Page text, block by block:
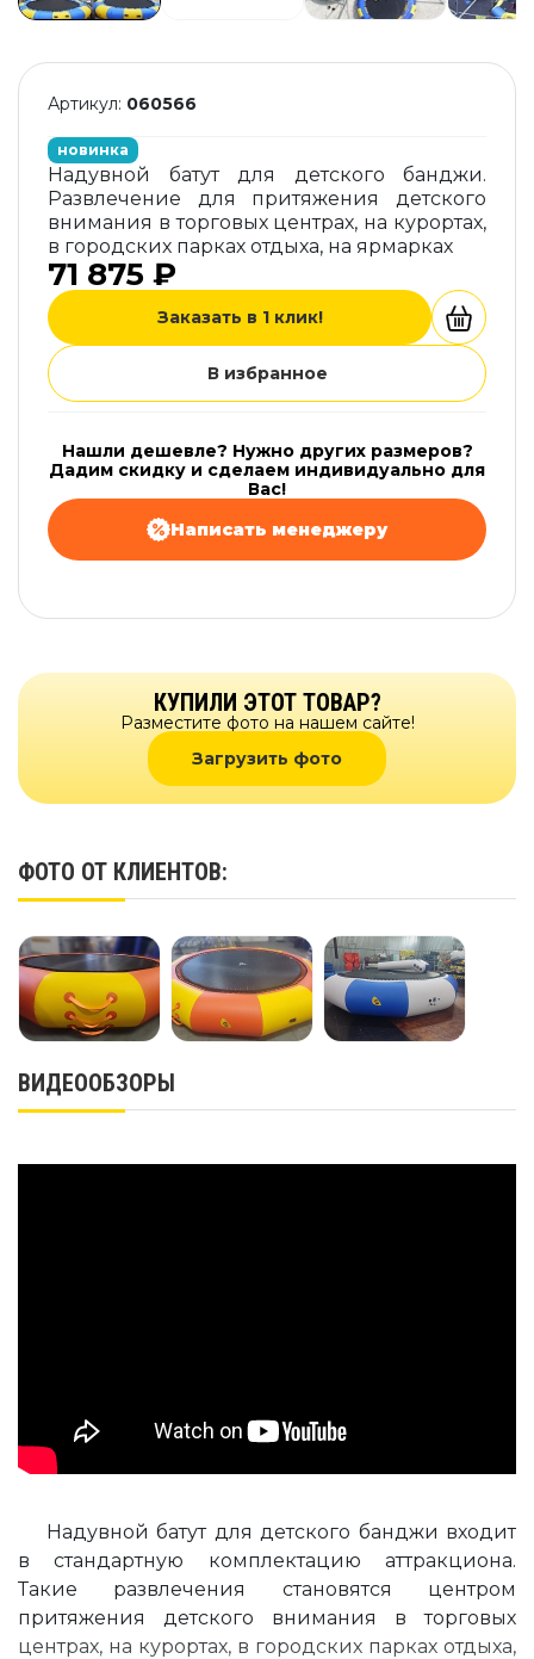
Артикул: 060566
новинка
Надувной батут для детского банджи.
Pазвлечение для притяжения детского
внимания в торговых центрах, на курортах,
в городских парках отдыха, на ярмарках
71 875 ₽
Заказать в 1 клик!
В избранное
Нашли дешевле? Нужно других размеров?
Дадим скидку и сделаем индивидуально для
Вас!
Написать менеджеру
КУПИЛИ ЭТОТ ТОВАР?
Разместите фото на нашем сайте!
Загрузить фото
ФОТО ОТ КЛИЕНТОВ:
ВИДЕООБЗОРЫ
Надувной батут для детского банджи входит
в стандартную комплектацию аттракциона.
Такие развлечения становятся центром
притяжения детского внимания в торговых
центрах, на курортах, в городских парках отдыха,